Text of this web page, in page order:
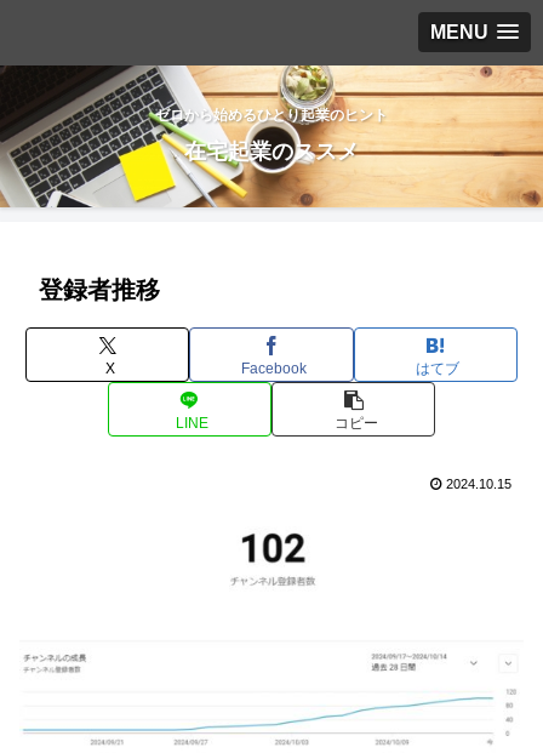
MENU
ゼロから始めるひとり起業のヒント
在宅起業のススメ
登録者推移
X Facebook はてブ
LINE コピー
2024.10.15